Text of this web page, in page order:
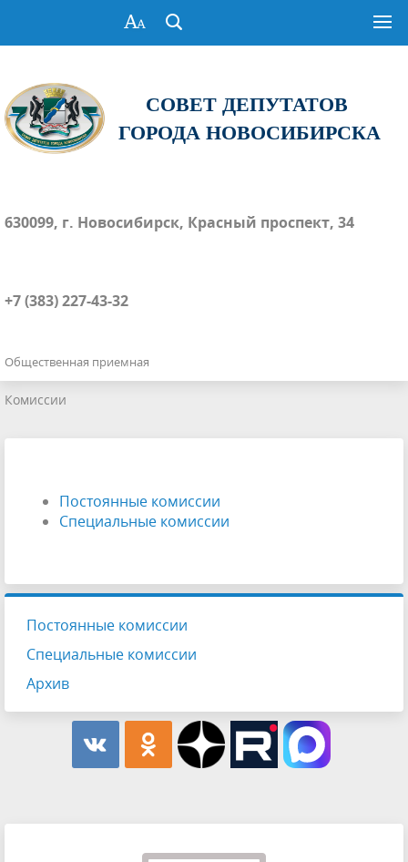
СОВЕТ ДЕПУТАТОВ
ГОРОДА НОВОСИБИРСКА
630099, г. Новосибирск, Красный проспект, 34
+7 (383) 227-43-32
Общественная приемная
Комиссии
Постоянные комиссии
Специальные комиссии
Постоянные комиссии
Специальные комиссии
Архив